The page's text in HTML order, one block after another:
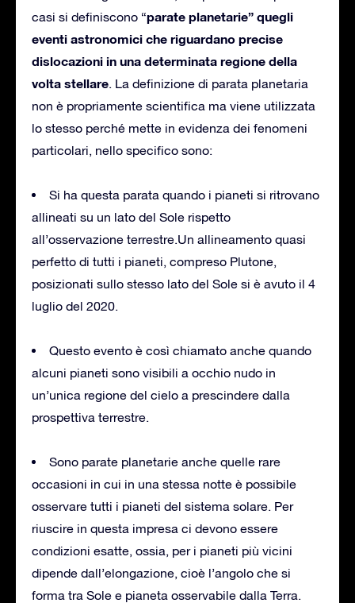
casi si definiscono “parate planetarie” quegli
eventi astronomici che riguardano precise
dislocazioni in una determinata regione della
volta stellare. La definizione di parata planetaria
non è propriamente scientifica ma viene utilizzata
lo stesso perché mette in evidenza dei fenomeni
particolari, nello specifico sono:
Si ha questa parata quando i pianeti si ritrovano
allineati su un lato del Sole rispetto
all’osservazione terrestre.Un allineamento quasi
perfetto di tutti i pianeti, compreso Plutone,
posizionati sullo stesso lato del Sole si è avuto il 4
luglio del 2020.
Questo evento è così chiamato anche quando
alcuni pianeti sono visibili a occhio nudo in
un’unica regione del cielo a prescindere dalla
prospettiva terrestre.
Sono parate planetarie anche quelle rare
occasioni in cui in una stessa notte è possibile
osservare tutti i pianeti del sistema solare. Per
riuscire in questa impresa ci devono essere
condizioni esatte, ossia, per i pianeti più vicini
dipende dall’elongazione, cioè l’angolo che si
forma tra Sole e pianeta osservabile dalla Terra.